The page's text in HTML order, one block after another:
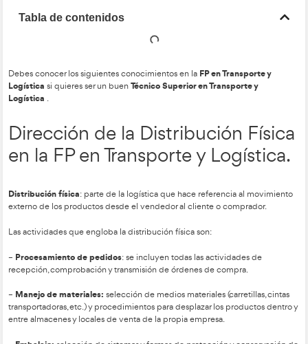
Logísticasi quieres ser un buenTécnico Superior en
Logística.
Dirección de la
en la FP en Transporte y